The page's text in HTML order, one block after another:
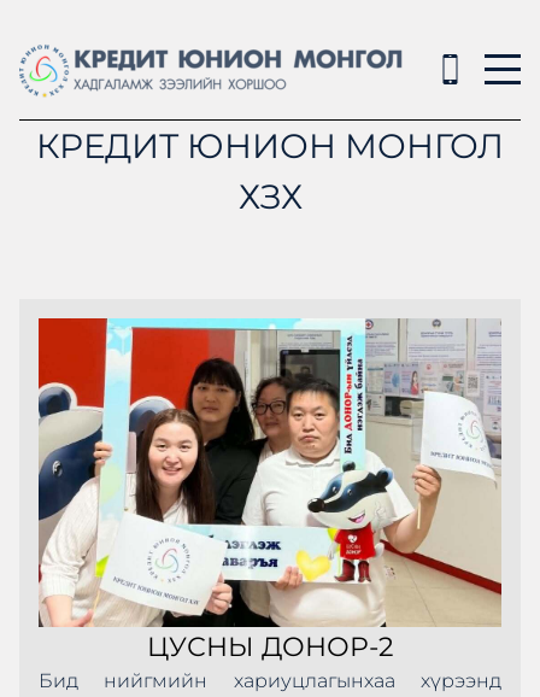
КРЕДИТ ЮНИОН МОНГОЛ
ХЗХ
ЦУСНЫ ДОНОР-2
Бид нийгмийн хариуцлагынхаа хүрээнд